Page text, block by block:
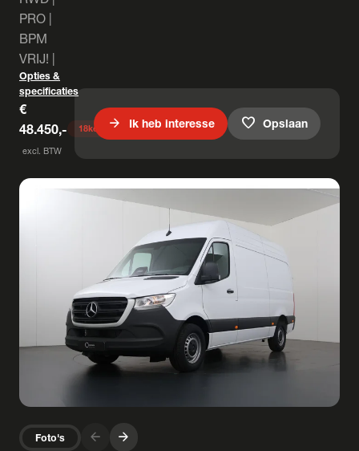
PRO |
BPM
VRIJ! |
Opties &
specificaties
€
48.450,-
excl. BTW
18keer bekeken
arrow_forward Ik heb interesse favorite Opslaan
Foto's arrow_forward arrow_forward